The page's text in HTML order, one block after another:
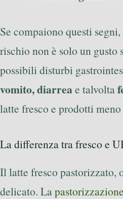
Se compaiono questi
rischio non è solo un gusto
possibili disturbi
vomito, diarreae talvolta
latte fresco e prodotti
La differenza tra fresco e
Il latte fresco pastorizzato,
delicato. Lapastorizzazione